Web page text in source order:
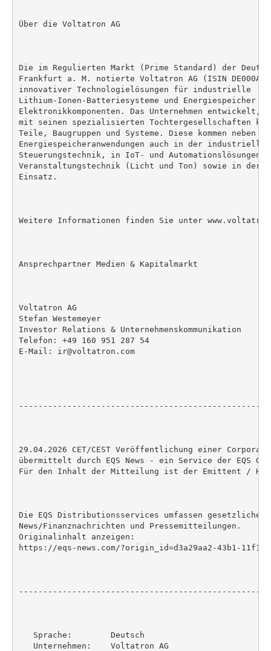
Über die Voltatron AG
Die im Regulierten Markt (Prime Standard) der
Frankfurt a. M. notierte Voltatron AG (ISIN
innovativer Technologielösungen für industrielle
Lithium-Ionen-Batteriesysteme und
Elektronikkomponenten. Das Unternehmen
mit seinen spezialisierten Tochtergesellschaften
Teile, Baugruppen und Systeme. Diese kommen neben
Energiespeicheranwendungen auch in der industriellen
Steuerungstechnik, in IoT- und
Veranstaltungstechnik (Licht und Ton) sowie in der
Einsatz.
Weitere Informationen finden Sie unter
Ansprechpartner Medien & Kapitalmarkt
Voltatron AG
Stefan Westemeyer
Investor Relations & Unternehmenskommunikation
Telefon: +49 160 951 287 54
E-Mail: ir@voltatron.com
29.04.2026 CET/CEST Veröffentlichung einer
übermittelt durch EQS News - ein Service der EQS
Für den Inhalt der Mitteilung ist der Emittent /
Die EQS Distributionsservices umfassen gesetzliche
News/Finanznachrichten und Pressemitteilungen.
Originalinhalt anzeigen:
https://eqs-news.com/?origin_id=d3a29aa2-43b1-11f1-
   Sprache:        Deutsch
   Unternehmen:    Voltatron AG